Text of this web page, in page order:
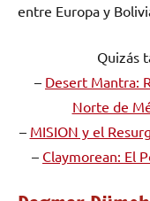
entre Europa y
Quizás
– Desert Mantra:
Norte de
– MISION y el
– Claymorean: El